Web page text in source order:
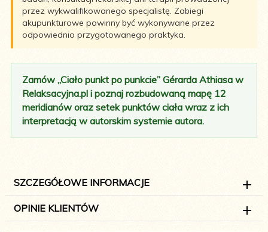
przez wykwalifikowanego specjalistę. Zabiegi
akupunkturowe powinny być wykonywane przez
odpowiednio przygotowanego praktyka.
Zamów „Ciało punkt po punkcie” Gérarda Athiasa w
Relaksacyjna.pl i poznaj rozbudowaną mapę 12
meridianów oraz setek punktów ciała wraz z ich
interpretacją w autorskim systemie autora.
SZCZEGÓŁOWE INFORMACJE
OPINIE KLIENTÓW